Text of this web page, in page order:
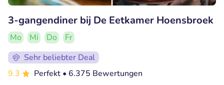
3-gangendiner bij De Eetkamer Hoensbroek
Mo Mi Do
Fr
Sehr beliebter Deal
9.3
Perfekt • 6.375 Bewertungen